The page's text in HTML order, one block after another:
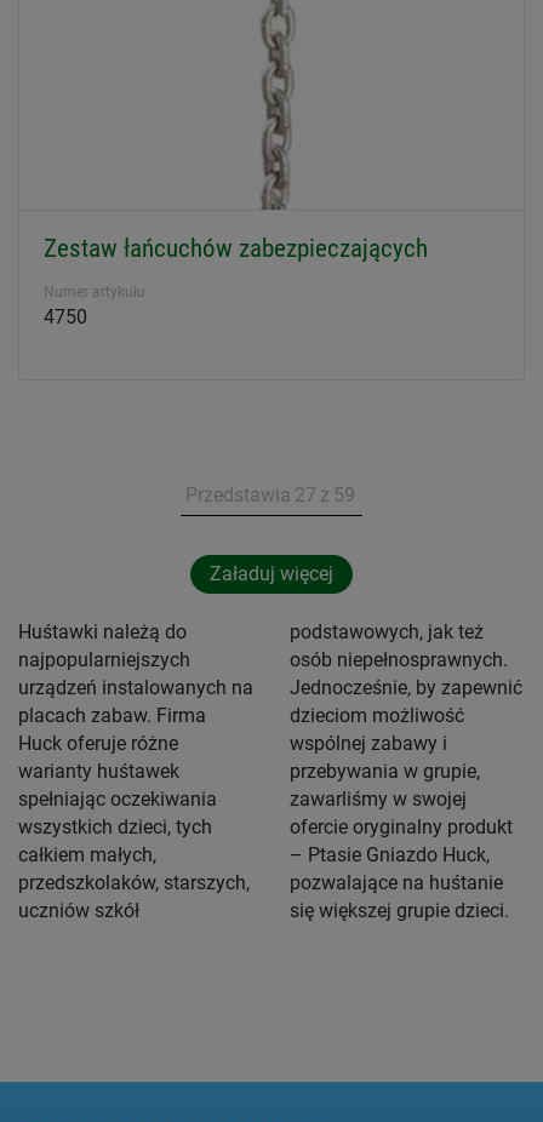
Zestaw łańcuchów zabezpieczających
Numer artykułu
4750
Przedstawia 27 z 59
Załaduj więcej
Huśtawki należą do
najpopularniejszych
urządzeń instalowanych na
placach zabaw. Firma
Huck oferuje różne
warianty huśtawek
spełniając oczekiwania
wszystkich dzieci, tych
całkiem małych,
przedszkolaków, starszych,
uczniów szkół
podstawowych, jak też
osób niepełnosprawnych.
Jednocześnie, by zapewnić
dzieciom możliwość
wspólnej zabawy i
przebywania w grupie,
zawarliśmy w swojej
ofercie oryginalny produkt
– Ptasie Gniazdo Huck,
pozwalające na huśtanie
się większej grupie dzieci.